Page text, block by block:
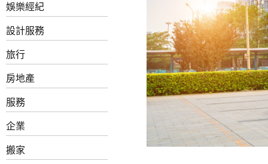
娛樂經紀
設計服務
旅行
房地產
服務
企業
搬家